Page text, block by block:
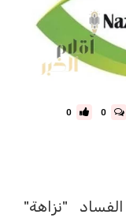
0
0
"نزاهة"